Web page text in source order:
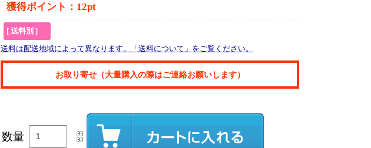
獲得ポイント：12pt
[ 送料別 ]
送料は配送地域によって異なります。「送料について」をご覧ください。
お取り寄せ（大量購入の際はご連絡お願いします）
数量